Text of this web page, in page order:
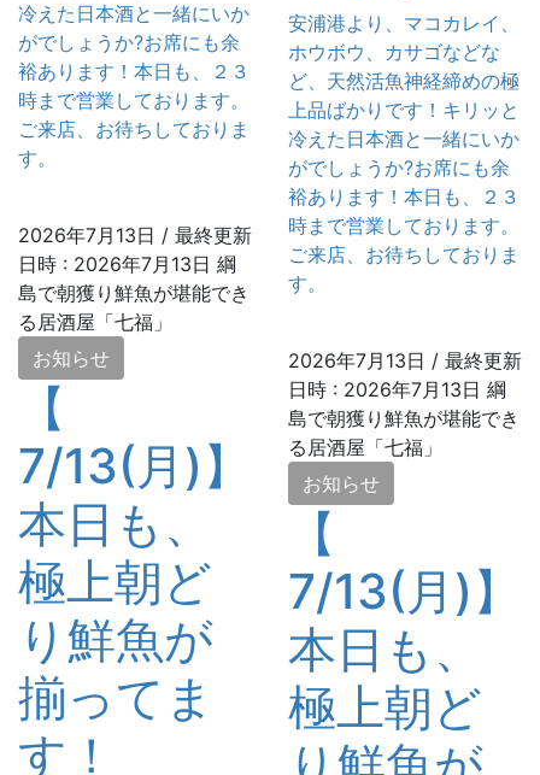
冷えた日本酒と一緒にいか
がでしょうか?お席にも余
裕あります！本日も、２３
時まで営業しております。
ご来店、お待ちしておりま
す。
2026年7月13日 / 最終更新
日時 : 2026年7月13日 綱
島で朝獲り鮮魚が堪能でき
る居酒屋「七福」
お知らせ
【
7/13(月)】
本日も、
極上朝ど
り鮮魚が
揃ってま
す！
安浦港より、マコカレイ、
ホウボウ、カサゴなどな
ど、天然活魚神経締めの極
上品ばかりです！キリッと
冷えた日本酒と一緒にいか
がでしょうか?お席にも余
裕あります！本日も、２３
時まで営業しております。
ご来店、お待ちしておりま
す。
2026年7月13日 / 最終更新
日時 : 2026年7月13日 綱
島で朝獲り鮮魚が堪能でき
る居酒屋「七福」
お知らせ
【
7/13(月)】
本日も、
極上朝ど